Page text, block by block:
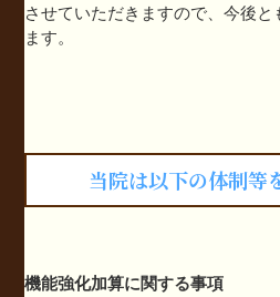
させていただきますので、今後と
ます。
当院は以下の体制等
機能強化加算に関する事項